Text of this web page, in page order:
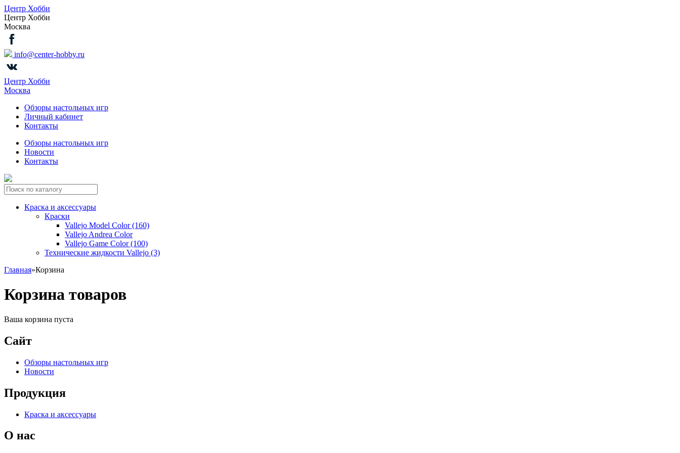
Центр Хобби
Центр Хобби
Москва
info@center-hobby.ru
Центр Хобби
Москва
Обзоры настольных игр
Личный кабинет
Контакты
Обзоры настольных игр
Новости
Контакты
Краска и аксессуары
Краски
Vallejo Model Color (160)
Vallejo Andrea Color
Vallejo Game Color (100)
Технические жидкости Vallejo (3)
Главная»Корзина
Корзина товаров
Ваша корзина пуста
Сайт
Обзоры настольных игр
Новости
Продукция
Краска и аксессуары
О нас